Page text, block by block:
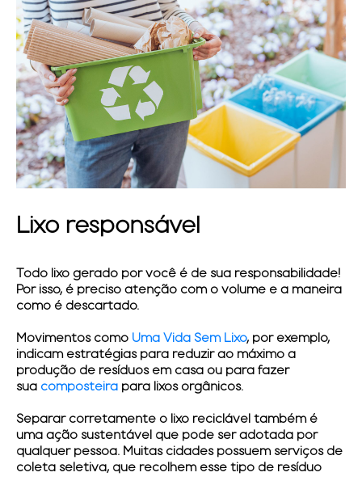
Lixo responsável
Todo lixo gerado por você é de sua responsabilidade!
Por isso, é preciso atenção com o volume e a maneira
como é descartado.
Movimentos como Uma Vida Sem Lixo, por exemplo,
indicam estratégias para reduzir ao máximo a
produção de resíduos em casa ou para fazer
sua composteira para lixos orgânicos.
Separar corretamente o lixo reciclável também é
uma ação sustentável que pode ser adotada por
qualquer pessoa. Muitas cidades possuem serviços de
coleta seletiva, que recolhem esse tipo de resíduo